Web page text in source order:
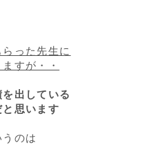
った先生に
すが・・
出している
思います
のは